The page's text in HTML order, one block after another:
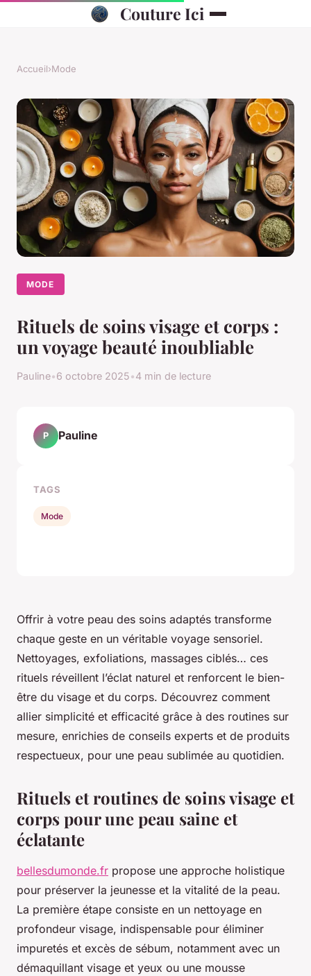
Couture Ici
Accueil›Mode
MODE
Rituels de soins visage et corps :
un voyage beauté inoubliable
Pauline•6 octobre 2025•4 min de lecture
Offrir à votre peau des soins adaptés transforme
chaque geste en un véritable voyage sensoriel.
Nettoyages, exfoliations, massages ciblés… ces
rituels réveillent l’éclat naturel et renforcent le bien-
être du visage et du corps. Découvrez comment
allier simplicité et efficacité grâce à des routines sur
mesure, enrichies de conseils experts et de produits
respectueux, pour une peau sublimée au quotidien.
Rituels et routines de soins visage et
corps pour une peau saine et
éclatante
bellesdumonde.fr propose une approche holistique
pour préserver la jeunesse et la vitalité de la peau.
La première étape consiste en un nettoyage en
profondeur visage, indispensable pour éliminer
impuretés et excès de sébum, notamment avec un
démaquillant visage et yeux ou une mousse
P Pauline
TAGS
Mode